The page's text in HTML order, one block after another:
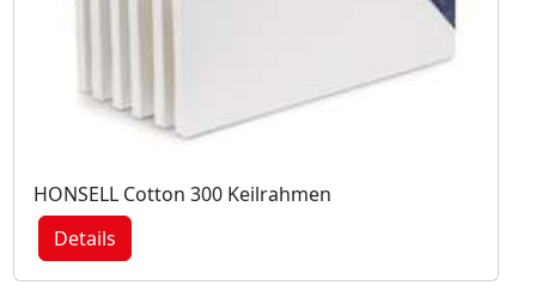
HONSELL Cotton 300 Keilrahmen
Details